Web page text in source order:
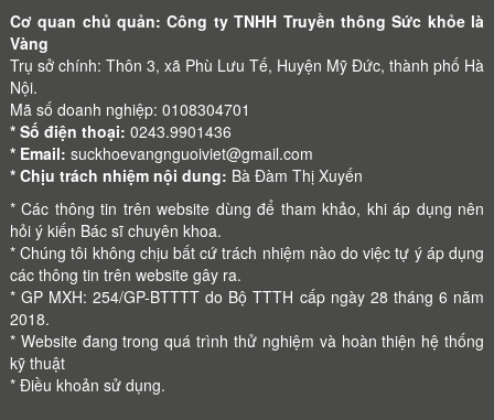
Cơ quan chủ quản: Công ty TNHH Truyền thông Sức khỏe là
Vàng
Trụ sở chính: Thôn 3, xã Phù Lưu Tế, Huyện Mỹ Đức, thành phố Hà
Nội.
Mã số doanh nghiệp: 0108304701
* Số điện thoại: 0243.9901436
* Email: suckhoevangnguoiviet@gmail.com
* Chịu trách nhiệm nội dung: Bà Đàm Thị Xuyến
* Các thông tin trên website dùng để tham khảo, khi áp dụng nên
hỏi ý kiến Bác sĩ chuyên khoa.
* Chúng tôi không chịu bất cứ trách nhiệm nào do việc tự ý áp dụng
các thông tin trên website gây ra.
* GP MXH: 254/GP-BTTTT do Bộ TTTH cấp ngày 28 tháng 6 năm
2018.
* Website đang trong quá trình thử nghiệm và hoàn thiện hệ thống
kỹ thuật
* Điều khoản sử dụng.